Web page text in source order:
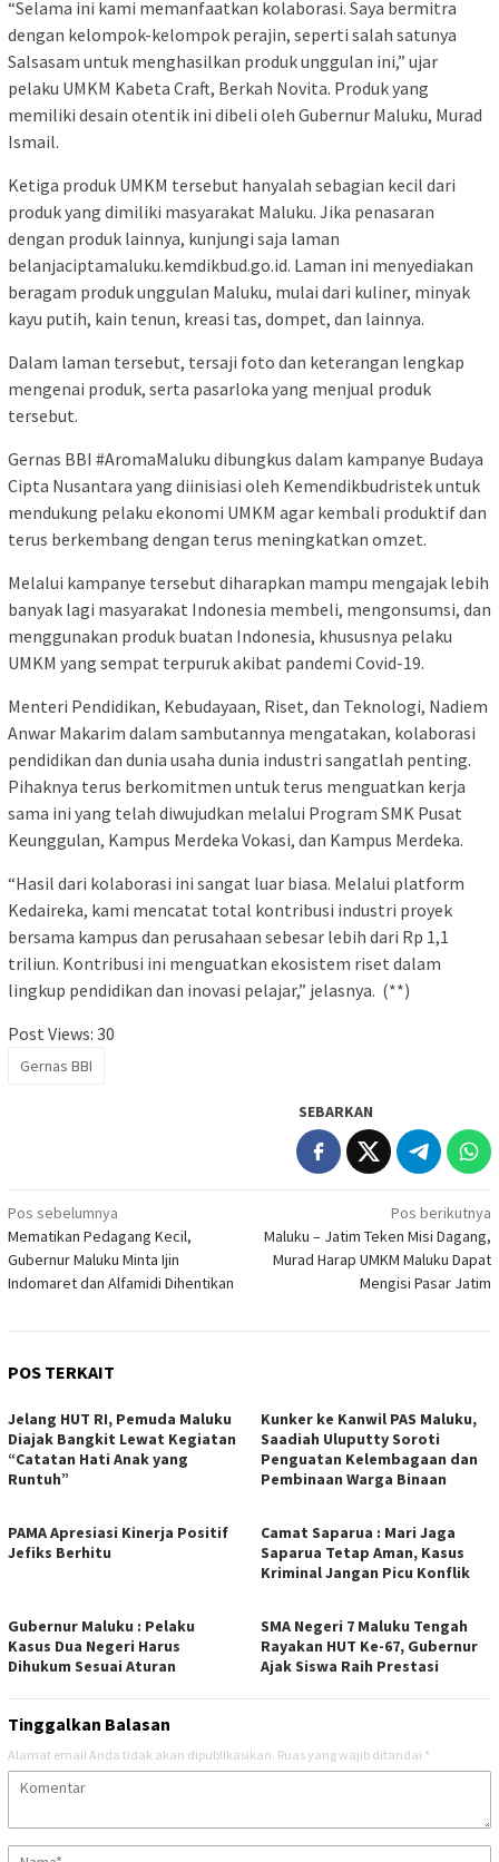
“Selama ini kami memanfaatkan kolaborasi. Saya bermitra
dengan kelompok-kelompok perajin, seperti salah satunya
Salsasam untuk menghasilkan produk unggulan ini,” ujar
pelaku UMKM Kabeta Craft, Berkah Novita. Produk yang
memiliki desain otentik ini dibeli oleh Gubernur Maluku, Murad
Ismail.
Ketiga produk UMKM tersebut hanyalah sebagian kecil dari
produk yang dimiliki masyarakat Maluku. Jika penasaran
dengan produk lainnya, kunjungi saja laman
belanjaciptamaluku.kemdikbud.go.id. Laman ini menyediakan
beragam produk unggulan Maluku, mulai dari kuliner, minyak
kayu putih, kain tenun, kreasi tas, dompet, dan lainnya.
Dalam laman tersebut, tersaji foto dan keterangan lengkap
mengenai produk, serta pasarloka yang menjual produk
tersebut.
Gernas BBI #AromaMaluku dibungkus dalam kampanye Budaya
Cipta Nusantara yang diinisiasi oleh Kemendikbudristek untuk
mendukung pelaku ekonomi UMKM agar kembali produktif dan
terus berkembang dengan terus meningkatkan omzet.
Melalui kampanye tersebut diharapkan mampu mengajak lebih
banyak lagi masyarakat Indonesia membeli, mengonsumsi, dan
menggunakan produk buatan Indonesia, khususnya pelaku
UMKM yang sempat terpuruk akibat pandemi Covid-19.
Menteri Pendidikan, Kebudayaan, Riset, dan Teknologi, Nadiem
Anwar Makarim dalam sambutannya mengatakan, kolaborasi
pendidikan dan dunia usaha dunia industri sangatlah penting.
Pihaknya terus berkomitmen untuk terus menguatkan kerja
sama ini yang telah diwujudkan melalui Program SMK Pusat
Keunggulan, Kampus Merdeka Vokasi, dan Kampus Merdeka.
“Hasil dari kolaborasi ini sangat luar biasa. Melalui platform
Kedaireka, kami mencatat total kontribusi industri proyek
bersama kampus dan perusahaan sebesar lebih dari Rp 1,1
triliun. Kontribusi ini menguatkan ekosistem riset dalam
lingkup pendidikan dan inovasi pelajar,” jelasnya. (**)
Post Views: 30
Gernas BBI
SEBARKAN
Navigasi
pos
Pos sebelumnya
Mematikan Pedagang Kecil,
Gubernur Maluku Minta Ijin
Indomaret dan Alfamidi Dihentikan
Pos berikutnya
Maluku – Jatim Teken Misi Dagang,
Murad Harap UMKM Maluku Dapat
Mengisi Pasar Jatim
POS TERKAIT
Jelang HUT RI, Pemuda Maluku
Diajak Bangkit Lewat Kegiatan
“Catatan Hati Anak yang
Runtuh”
Kunker ke Kanwil PAS Maluku,
Saadiah Uluputty Soroti
Penguatan Kelembagaan dan
Pembinaan Warga Binaan
PAMA Apresiasi Kinerja Positif
Jefiks Berhitu
Camat Saparua : Mari Jaga
Saparua Tetap Aman, Kasus
Kriminal Jangan Picu Konflik
Gubernur Maluku : Pelaku
Kasus Dua Negeri Harus
Dihukum Sesuai Aturan
SMA Negeri 7 Maluku Tengah
Rayakan HUT Ke-67, Gubernur
Ajak Siswa Raih Prestasi
Tinggalkan Balasan
Alamat email Anda tidak akan dipublikasikan. Ruas yang wajib ditandai *